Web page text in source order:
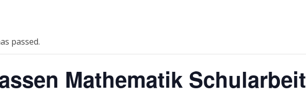
passed.
Mathematik Schularbeit